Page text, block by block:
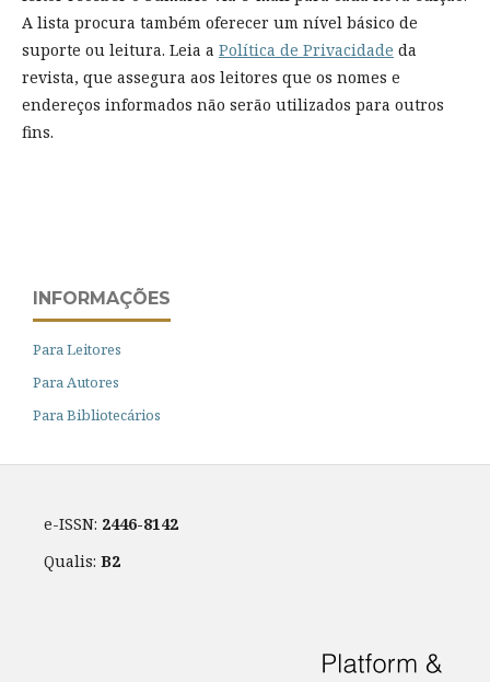
A lista procura também oferecer um nível básico de
suporte ou leitura. Leia a Política de Privacidade da
revista, que assegura aos leitores que os nomes e
endereços informados não serão utilizados para outros
fins.
INFORMAÇÕES
Para Leitores
Para Autores
Para Bibliotecários
e-ISSN: 2446-8142
Qualis: B2